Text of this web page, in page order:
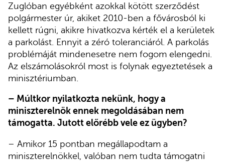
Zuglóban egyébként azokkal kötött szerződést
polgármester úr, akiket 2010-ben a fővárosból ki
kellett rúgni, akikre hivatkozva kérték el a kerületek
a parkolást. Ennyit a zéró toleranciáról. A parkolás
problémáját mindenesetre nem fogom elengedni.
Az elszámolásokról most is folynak egyeztetések a
minisztériumban.
– Múltkor nyilatkozta nekünk, hogy a
miniszterelnök ennek megoldásában nem
támogatta. Jutott előrébb vele ez ügyben?
– Amikor 15 pontban megállapodtam a
miniszterelnökkel, valóban nem tudta támogatni